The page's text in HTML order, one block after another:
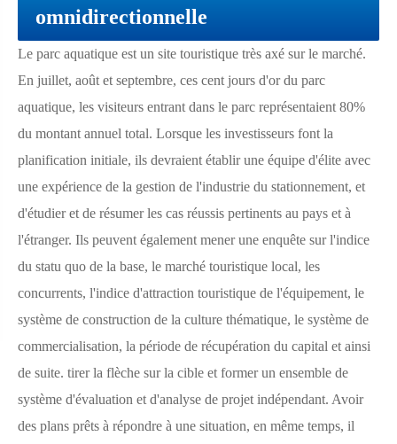
omnidirectionnelle
Le parc aquatique est un site touristique très axé sur le marché.
En juillet, août et septembre, ces cent jours d'or du parc
aquatique, les visiteurs entrant dans le parc représentaient 80%
du montant annuel total. Lorsque les investisseurs font la
planification initiale, ils devraient établir une équipe d'élite avec
une expérience de la gestion de l'industrie du stationnement, et
d'étudier et de résumer les cas réussis pertinents au pays et à
l'étranger. Ils peuvent également mener une enquête sur l'indice
du statu quo de la base, le marché touristique local, les
concurrents, l'indice d'attraction touristique de l'équipement, le
système de construction de la culture thématique, le système de
commercialisation, la période de récupération du capital et ainsi
de suite. tirer la flèche sur la cible et former un ensemble de
système d'évaluation et d'analyse de projet indépendant. Avoir
des plans prêts à répondre à une situation, en même temps, il